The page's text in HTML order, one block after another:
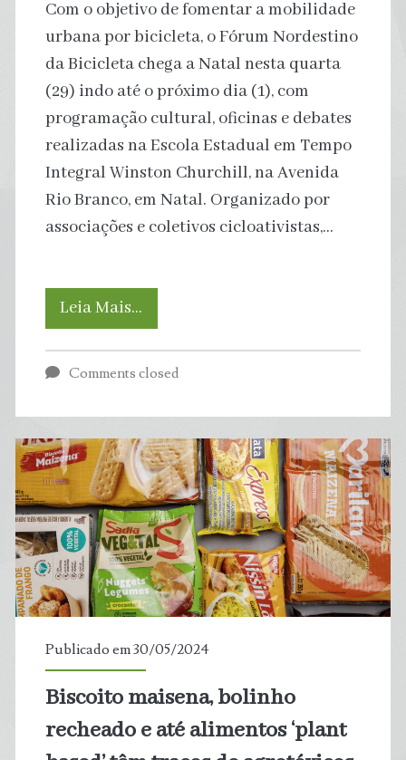
de
desastres
causados
por
chuvas
Com o objetivo de fomentar a mobilidade
urbana por bicicleta, o Fórum Nordestino
da Bicicleta chega a Natal nesta quarta
(29) indo até o próximo dia (1), com
programação cultural, oficinas e debates
realizadas na Escola Estadual em Tempo
Integral Winston Churchill, na Avenida
Rio Branco, em Natal. Organizado por
associações e coletivos cicloativistas,…
Leia Mais…
Nordestino
oferta
shows
e
oficinas
Natal
Comments closed
Publicado em 30/05/2024
Biscoito maisena, bolinho
recheado e até alimentos ‘plant